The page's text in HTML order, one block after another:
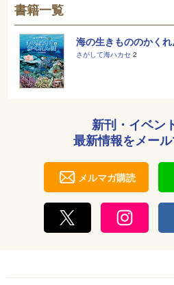
書籍一覧
海の生きもののかく
さがして海ハカセ 2
新刊・イベン
最新情報をメール
メルマガ購読